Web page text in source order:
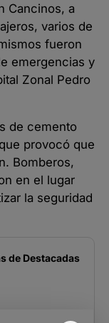
Cancinos, a
varios de
fueron
emergencias y
Zonal Pedro
de cemento
provocó que
Bomberos,
en el lugar
la seguridad
de Destacadas